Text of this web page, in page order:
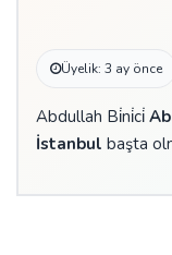
Üyelik: 3 ay önce
Abdullah Bi̇ni̇ci̇
İstanbul başta